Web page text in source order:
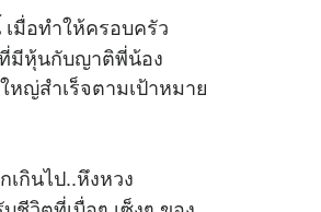
มื่อทำให้ครอบครัว
มีหุ้นกับญาติพี่น้อง
หญ่สำเร็จตามเป้าหมาย
กินไป..หึงหวง